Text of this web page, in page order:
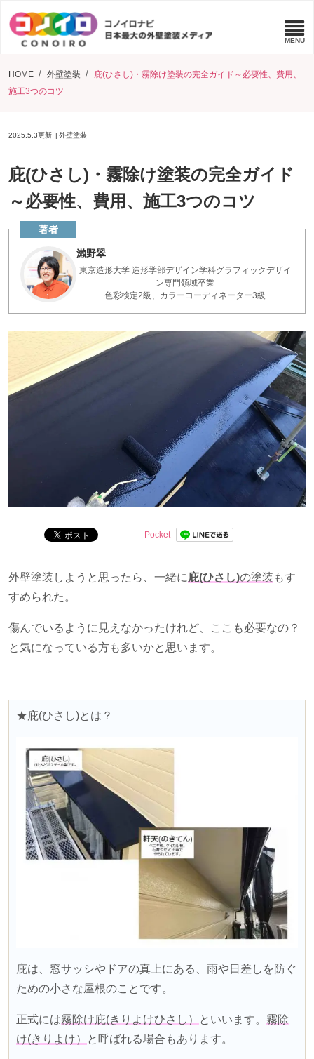
HOME 外壁塗装
庇(ひさし)・霧除け塗装の完全ガイド～必要性、費用、
施工3つのコツ
2025.5.3更新 外壁塗装
庇(ひさし)・霧除け塗装の完全ガイド
～必要性、費用、施工3つのコツ
瀨野翠
東京造形大学 造形学部デザイン学科グラフィックデザイ
ン専門領域卒業
色彩検定2級、カラーコーディネーター3級
Pocket
外壁塗装しようと思ったら、一緒に 庇(ひさし)の塗装 もす
すめられた。
傷んでいるように見えなかったけれど、ここも必要なの？
と気になっている方も多いかと思います。
★庇(ひさし)とは？
庇は、窓サッシやドアの真上にある、雨や日差しを防ぐ
ための小さな屋根のことです。
正式には霧除け庇(きりよけひさし） といいます。 霧除
け(きりよけ）
と呼ばれる場合もあります。